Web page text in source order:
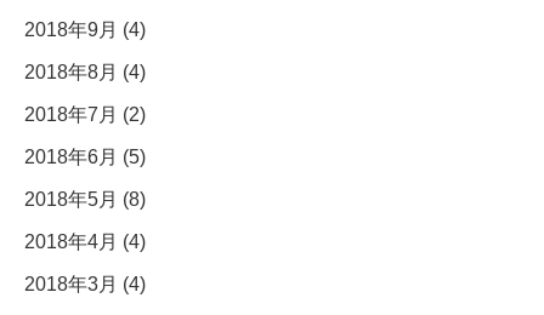
2018年9月 (4)
2018年8月 (4)
2018年7月 (2)
2018年6月 (5)
2018年5月 (8)
2018年4月 (4)
2018年3月 (4)